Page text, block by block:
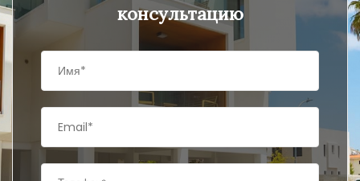
консультацию